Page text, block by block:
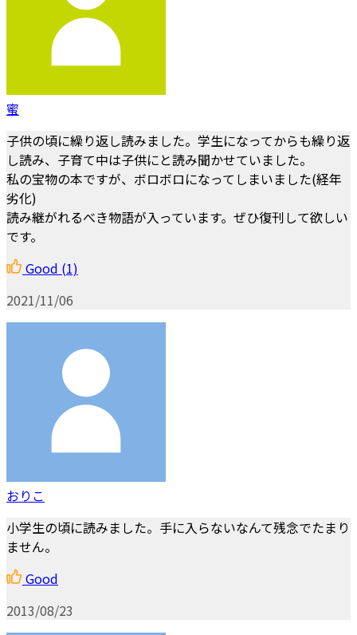
蜜
子供の頃に繰り返し読みました。学生になってからも繰り返
し読み、子育て中は子供にと読み聞かせていました。
私の宝物の本ですが、ボロボロになってしまいました(経年
劣化)
読み継がれるべき物語が入っています。ぜひ復刊して欲しい
です。
Good (1)
2021/11/06
おりこ
小学生の頃に読みました。手に入らないなんて残念でたまり
ません。
Good
2013/08/23